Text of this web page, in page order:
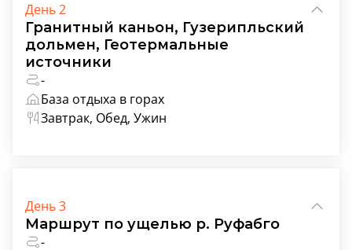
День 2
Гранитный каньон, Гузерипльский
дольмен, Геотермальные
источники
-
База отдыха в горах
Завтрак, Обед, Ужин
День 3
Маршрут по ущелью р. Руфабго
-